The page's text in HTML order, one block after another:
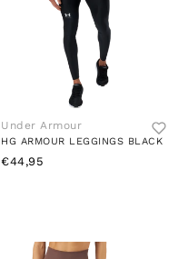
Under Armour
HG ARMOUR LEGGINGS BLACK
€44,95